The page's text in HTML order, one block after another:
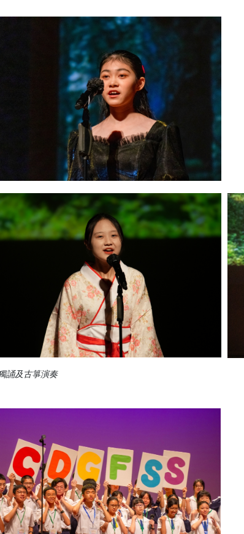
誦及古箏演奏